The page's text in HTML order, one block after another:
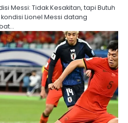
Messi: Tidak Kesakitan, tapi Butuh
Lionel Messi datang